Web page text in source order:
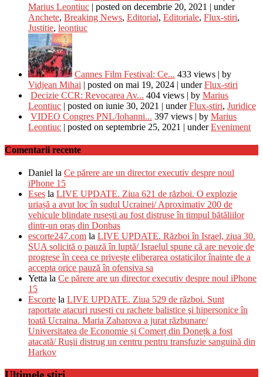
Marius Leontiuc | posted on decembrie 20, 2021 | under
Anchete, Breaking News, Editorial, Editoriale, Flux-stiri,
Justitie, leontiuc
Cannes Film Festival: Ce... 433 views | by
Vidjean Mihai | posted on mai 19, 2024 | underFlux-stiri
Decizie CCR: Revocarea Av... 404 views | by Marius
Leontiuc | posted on iunie 30, 2021 | underFlux-stiri, Juridice
VIDEO Congres PNL/Iohanni... 397 views | by Marius
Leontiuc | posted on septembrie 25, 2021 | underEveniment
Comentarii recente
Daniel la Ce părere are un director executiv despre noul
iPhone 15
Eses la LIVE UPDATE. Ziua 621 de război. O explozie
uriașă a avut loc în sudul Ucrainei/ Aproximativ 200 de
vehicule blindate rusești au fost distruse în timpul bătăliilor
dintr-un oraș din Donbas
escorte247.com la LIVE UPDATE. Război în Israel, ziua 30.
SUA solicită o pauză în luptă/ Israelul spune că are nevoie de
progrese în ceea ce privește eliberarea ostaticilor înainte de a
accepta orice pauză în ofensiva sa
Yetta la Ce părere are un director executiv despre noul iPhone
15
Escorte la LIVE UPDATE. Ziua 529 de război. Sunt
raportate atacuri rusești cu rachete balistice şi hipersonice în
toată Ucraina. Maria Zaharova a jurat răzbunare/
Universitatea de Economie și Comerț din Donețk a fost
atacată/ Ruşii distrug un centru pentru transfuzie sanguină din
Harkov